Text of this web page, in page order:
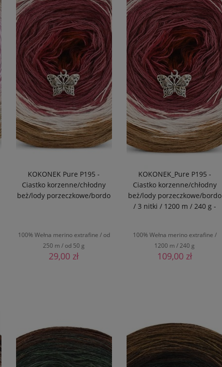
KOKONEK Pure P195 -
Ciastko korzenne/chłodny
beż/lody porzeczkowe/bordo
100% Wełna merino extrafine / od
250 m / od 50 g
29,00 zł
KOKONEK_Pure P195 -
Ciastko korzenne/chłodny
beż/lody porzeczkowe/bordo
/ 3 nitki / 1200 m / 240 g -
100% Wełna merino extrafine /
1200 m / 240 g
109,00 zł